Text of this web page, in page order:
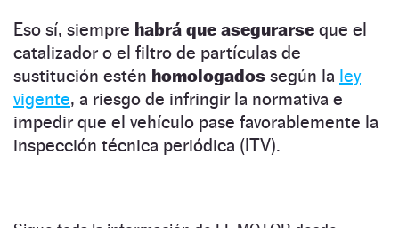
Eso sí, siempre habrá que asegurarse que el
catalizador o el filtro de partículas de
sustitución estén homologados según la ley
vigente, a riesgo de infringir la normativa e
impedir que el vehículo pase favorablemente la
inspección técnica periódica (ITV).